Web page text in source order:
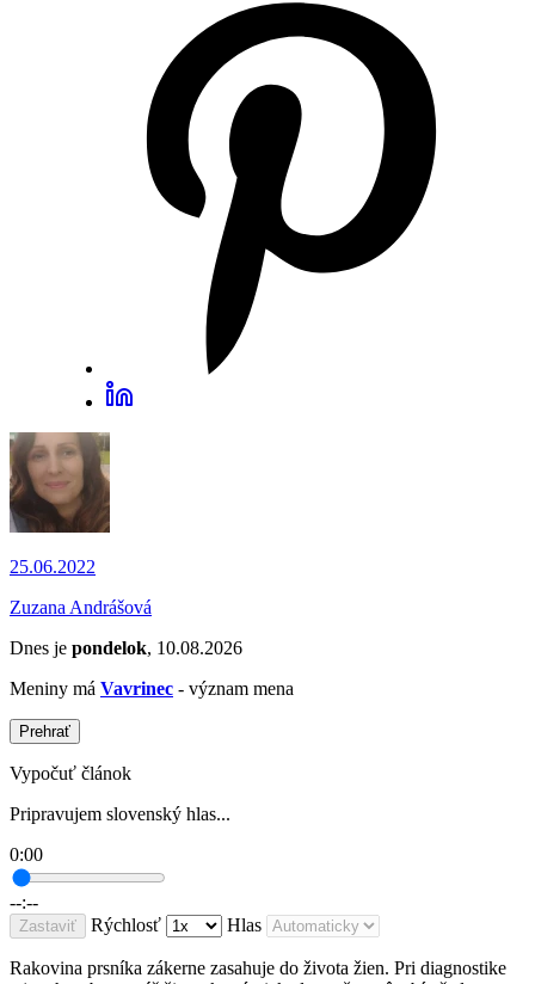
25.06.2022
Zuzana Andrášová
Dnes je pondelok, 10.08.2026
Meniny má Vavrinec - význam mena
Prehrať
Vypočuť článok
Pripravujem slovenský hlas...
0:00
--:--
Zastaviť Rýchlosť Hlas
Rakovina prsníka zákerne zasahuje do života žien. Pri diagnostike